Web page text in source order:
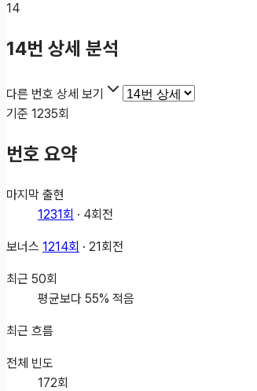
14
14번 상세 분석
다른 번호 상세 보기
기준 1235회
번호 요약
마지막 출현
1231회 · 4회전
보너스 1214회 · 21회전
최근 50회
평균보다 55% 적음
최근 흐름
전체 빈도
172회